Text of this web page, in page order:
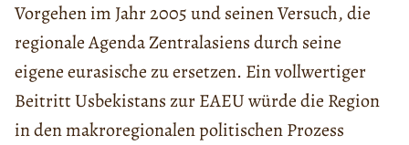
Vorgehen im Jahr 2005 und seinen Versuch, die
regionale Agenda Zentralasiens durch seine
eigene eurasische zu ersetzen. Ein vollwertiger
Beitritt Usbekistans zur EAEU würde die Region
in den makroregionalen politischen Prozess